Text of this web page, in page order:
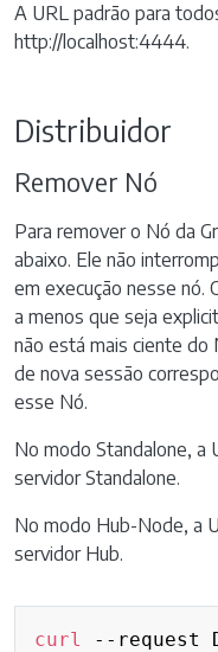
A URL padrão para
http://localhost:4444.
Distribuidor
Remover Nó
Para remover o Nó da
abaixo. Ele não
em execução nesse nó.
a menos que seja
não está mais ciente do
de nova sessão
esse Nó.
No modo Standalone, a
servidor Standalone.
No modo Hub-Node, a
servidor Hub.
curl --request